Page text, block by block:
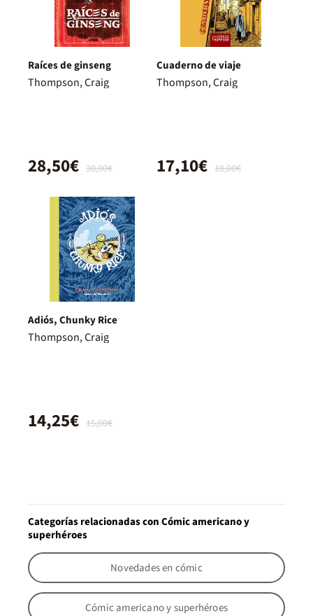
Raíces de ginseng
Thompson, Craig
30,00€
28,50€
Cuaderno de viaje
Thompson, Craig
18,00€
17,10€
Adiós, Chunky Rice
Thompson, Craig
15,00€
14,25€
Categorías relacionadas con Cómic americano y
superhéroes
Novedades en cómic
Cómic americano y superhéroes